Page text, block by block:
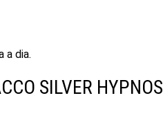
a dia.
SILVER HYPNOS